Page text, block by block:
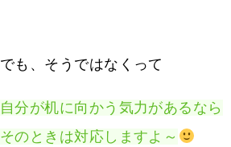
でも、そうではなくって
自分が机に向かう気力があるなら
そのときは対応しますよ～